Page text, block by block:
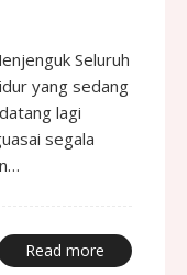
Seluruh
yang sedang
lagi
segala
Read more